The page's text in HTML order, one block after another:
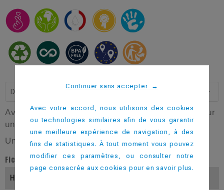
Description
Avec une capacité pleine à 60 cl, il est parfait pour
une expérience de boissons sans compromis.
Une vraie pinte à l'anglaise.
Fiche technique
Hauteur (En Mm)
Continuer sans accepter →
Avec votre accord, nous utilisons des cookies
ou technologies similaires afin de vous garantir
une meilleure expérience de navigation, à des
fins de statistiques. À tout moment vous pouvez
modifier ces paramètres, ou consulter notre
page consacrée aux cookies pour en savoir plus.